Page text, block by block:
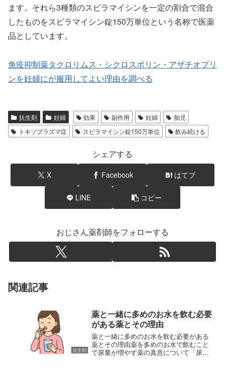
ます。それら3種類のスピラマイシンを一定の割合で混合
したものをスピラマイシン錠150万単位という名称で医薬
品としています。
免疫抑制薬タクロリムス・シクロスポリン・アザチオプリ
ンを妊婦にが服用してよい理由を調べる
抗生剤 妊婦 効果 副作用 妊婦
胎児
トキソプラズマ症
スピラマイシン錠150万単位 飲み続ける
シェアする
X Facebook はてブ
LINE コピー
おじさん薬剤師をフォローする
関連記事
抗生剤
薬と一緒に多めのお水を飲む必要
がある薬とその理由
薬と一緒に多めのお水を飲む必要がある
薬とその理由薬を多めのお水で飲むこと
で尿量が増やす薬の真意について「尿の